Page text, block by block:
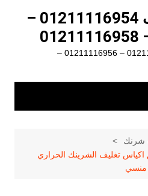
مكن تعبئة وتغليف 01211116954 –
ماكينات تعبئة وتغليف 01211116954 – 01211116956 –
شرنك
اكياس تغليف الشرينك الحراري